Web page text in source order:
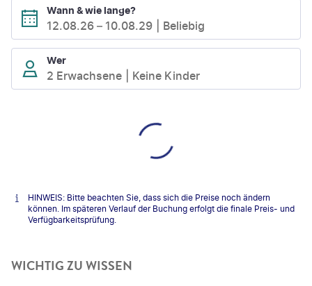
Wann & wie lange?
12.08.26 – 10.08.29 Beliebig
Wer
2 Erwachsene Keine Kinder
HINWEIS: Bitte beachten Sie, dass sich die Preise noch ändern
können. Im späteren Verlauf der Buchung erfolgt die finale Preis- und
Verfügbarkeitsprüfung.
WICHTIG ZU WISSEN